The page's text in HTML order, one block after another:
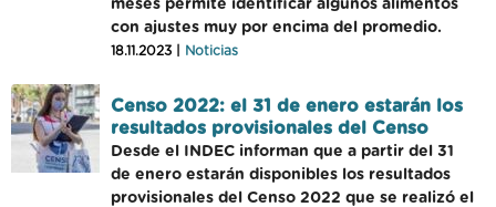
meses permite identificar algunos alimentos
con ajustes muy por encima del promedio.
18.11.2023 | Noticias
Censo 2022: el 31 de enero estarán los
resultados provisionales del Censo
Desde el INDEC informan que a partir del 31
de enero estarán disponibles los resultados
provisionales del Censo 2022 que se realizó el